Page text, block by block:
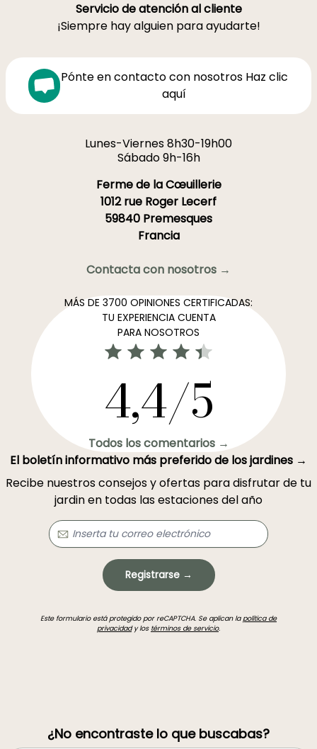
Servicio de atención al cliente
¡Siempre hay alguien para ayudarte!
Pónte en contacto con nosotros Haz clic
aquí
Lunes-Viernes 8h30-19h00
Sábado 9h-16h
Ferme de la Cœuillerie
1012 rue Roger Lecerf
59840 Premesques
Francia
Contacta con nosotros →
MÁS DE 3700 OPINIONES CERTIFICADAS:
TU EXPERIENCIA CUENTA
PARA NOSOTROS
4,4/5
Todos los comentarios →
El boletín informativo más preferido de los jardines →
Recibe nuestros consejos y ofertas para disfrutar de tu
jardin en todas las estaciones del año
Registrarse →
Este formulario está protegido por reCAPTCHA. Se aplican lapolítica de
privacidady los términos de servicio.
¿No encontraste lo que buscabas?